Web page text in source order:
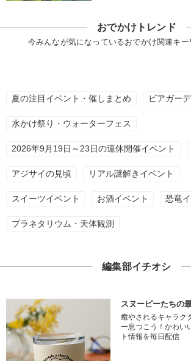
おでかけトレンド
今みんなが気になっているおでかけ関連キー
夏の注目イベント・催しまとめ ビアガー
水かけ祭り・ウォーターフェス
2026年9月19日～23日の連休開催イベント
アジサイの見頃 リアル謎解きイベント
スイーツイベント お酒イベント 恐竜
プラネタリウム・天体観測
編集部イチオシ
スヌーピーたちの
癒やされるキャラク
一息つこう！かわい
ト情報を毎日配信